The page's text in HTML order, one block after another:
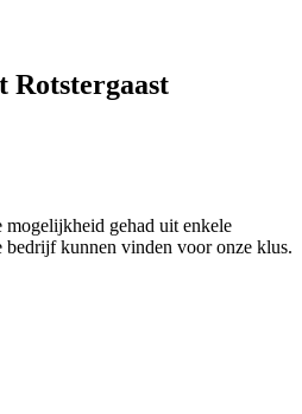
Rotstergaast
gehad uit enkele
bedrijf kunnen vinden voor onze klus.